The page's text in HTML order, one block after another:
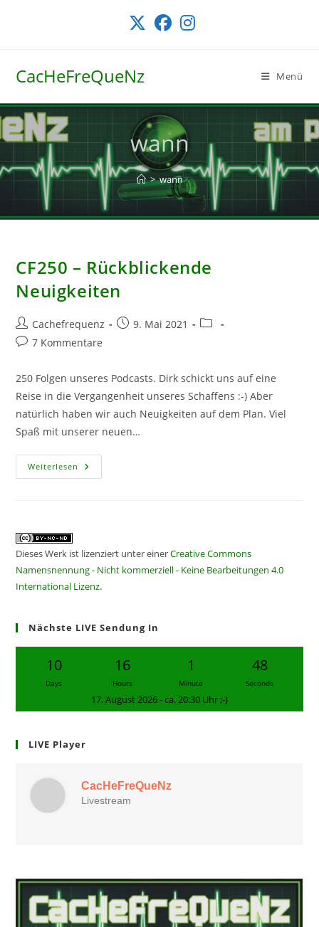
CacHeFreQueNz Menü
wann
> wann
CF250 – Rückblickende
Neuigkeiten
Beitrags-
Autor:
Cachefrequenz
Beitrag9. Mai 2021
Beitrags-
Beitrags-
7 Kommentare
250 Folgen unseres Podcasts. Dirk schickt uns auf eine
Reise in die Vergangenheit unseres Schaffens :-) Aber
natürlich haben wir auch Neuigkeiten auf dem Plan. Viel
Spaß mit unserer neuen…
Weiterlesen CF250
–
Dieses Werk ist lizenziert unter einerCreative Commons
Namensnennung - Nicht kommerziell - Keine Bearbeitungen 4.0
International Lizenz.
Nächste LIVE Sendung In
10
Days
16
Hours
1
Minute
47
Seconds
17. August 2026 - ca. 20:30 Uhr ;-)
LIVE Player